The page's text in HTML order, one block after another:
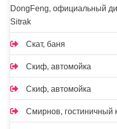
DongFeng, официальный
Sitrak
Скат, баня
Скиф, автомойка
Скиф, автомойка
Смирнов, гостиничный